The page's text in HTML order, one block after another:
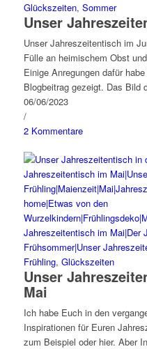
Glückszeiten, Sommer
Unser
Unser Jahreszeitentisch im
Fülle an heimischem Obst
Einige Anregungen dafür
Blogbeitrag gezeigt. Das
06/06/2023
/
2 Kommentare
Frühling, Glückszeiten
Unser
Mai
Ich habe Euch in den
Inspirationen für Euren
zum Beispiel oder hier. Aber